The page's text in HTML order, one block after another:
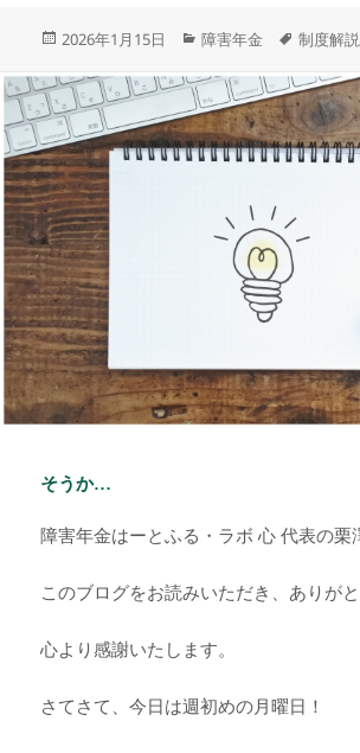
投
日:
2026年1月15日
カ
ゴ
リ
ー
障害年金
タ
制度解説
そうか…
障害年金はーとふる・ラボ 心 代表の栗
このブログをお読みいただき、ありがと
心より感謝いたします。
さてさて、今日は週初めの月曜日！